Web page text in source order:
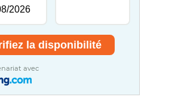
avec